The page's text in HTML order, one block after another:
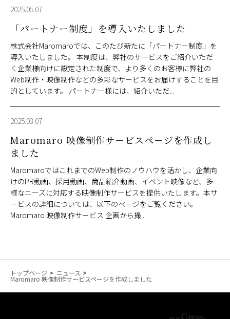
2025.05.07
「パートナー制度」を導入いたしました
株式会社Maromaroでは、このたび新たに「パートナー制度」を
導入いたしました。 本制度は、弊社のサービスをご紹介いただ
く企業様向けに設定された制度で、より多くのお客様に弊社の
Web制作・映像制作などの多彩なサービスをお届けすることを目
的としています。 パートナー様には、紹介いただ...
2025.03.07
Maromaro 映像制作サービスページを作成し
ました
MaromaroではこれまでのWeb制作のノウハウを活かし、企業向
けのPR動画、採用動画、商品紹介動画、イベント映像など、多
様なニーズに対応する映像制作サービスを提供いたします。本サ
ービスの詳細については、以下のページをご覧ください。
Maromaro 映像制作サービス 企画から撮...
トップページ ニュース
Maromaro 映像制作サービスページを作成しました